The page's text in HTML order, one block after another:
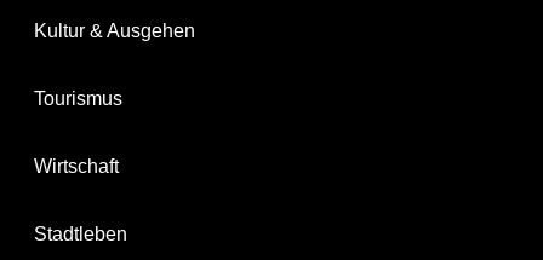
Kultur & Ausgehen
Tourismus
Wirtschaft
Stadtleben